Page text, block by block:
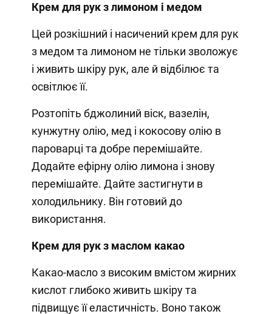
Крем для рук з лимоном і медом
Цей розкішний і насичений крем для рук
з медом та лимоном не тільки зволожує
і живить шкіру рук, але й відбілює та
освітлює її.
Розтопіть бджолиний віск, вазелін,
кунжутну олію, мед і кокосову олію в
пароварці та добре перемішайте.
Додайте ефірну олію лимона і знову
перемішайте. Дайте застигнути в
холодильнику. Він готовий до
використання.
Крем для рук з маслом какао
Какао-масло з високим вмістом жирних
кислот глибоко живить шкіру та
підвищує її еластичність. Воно також